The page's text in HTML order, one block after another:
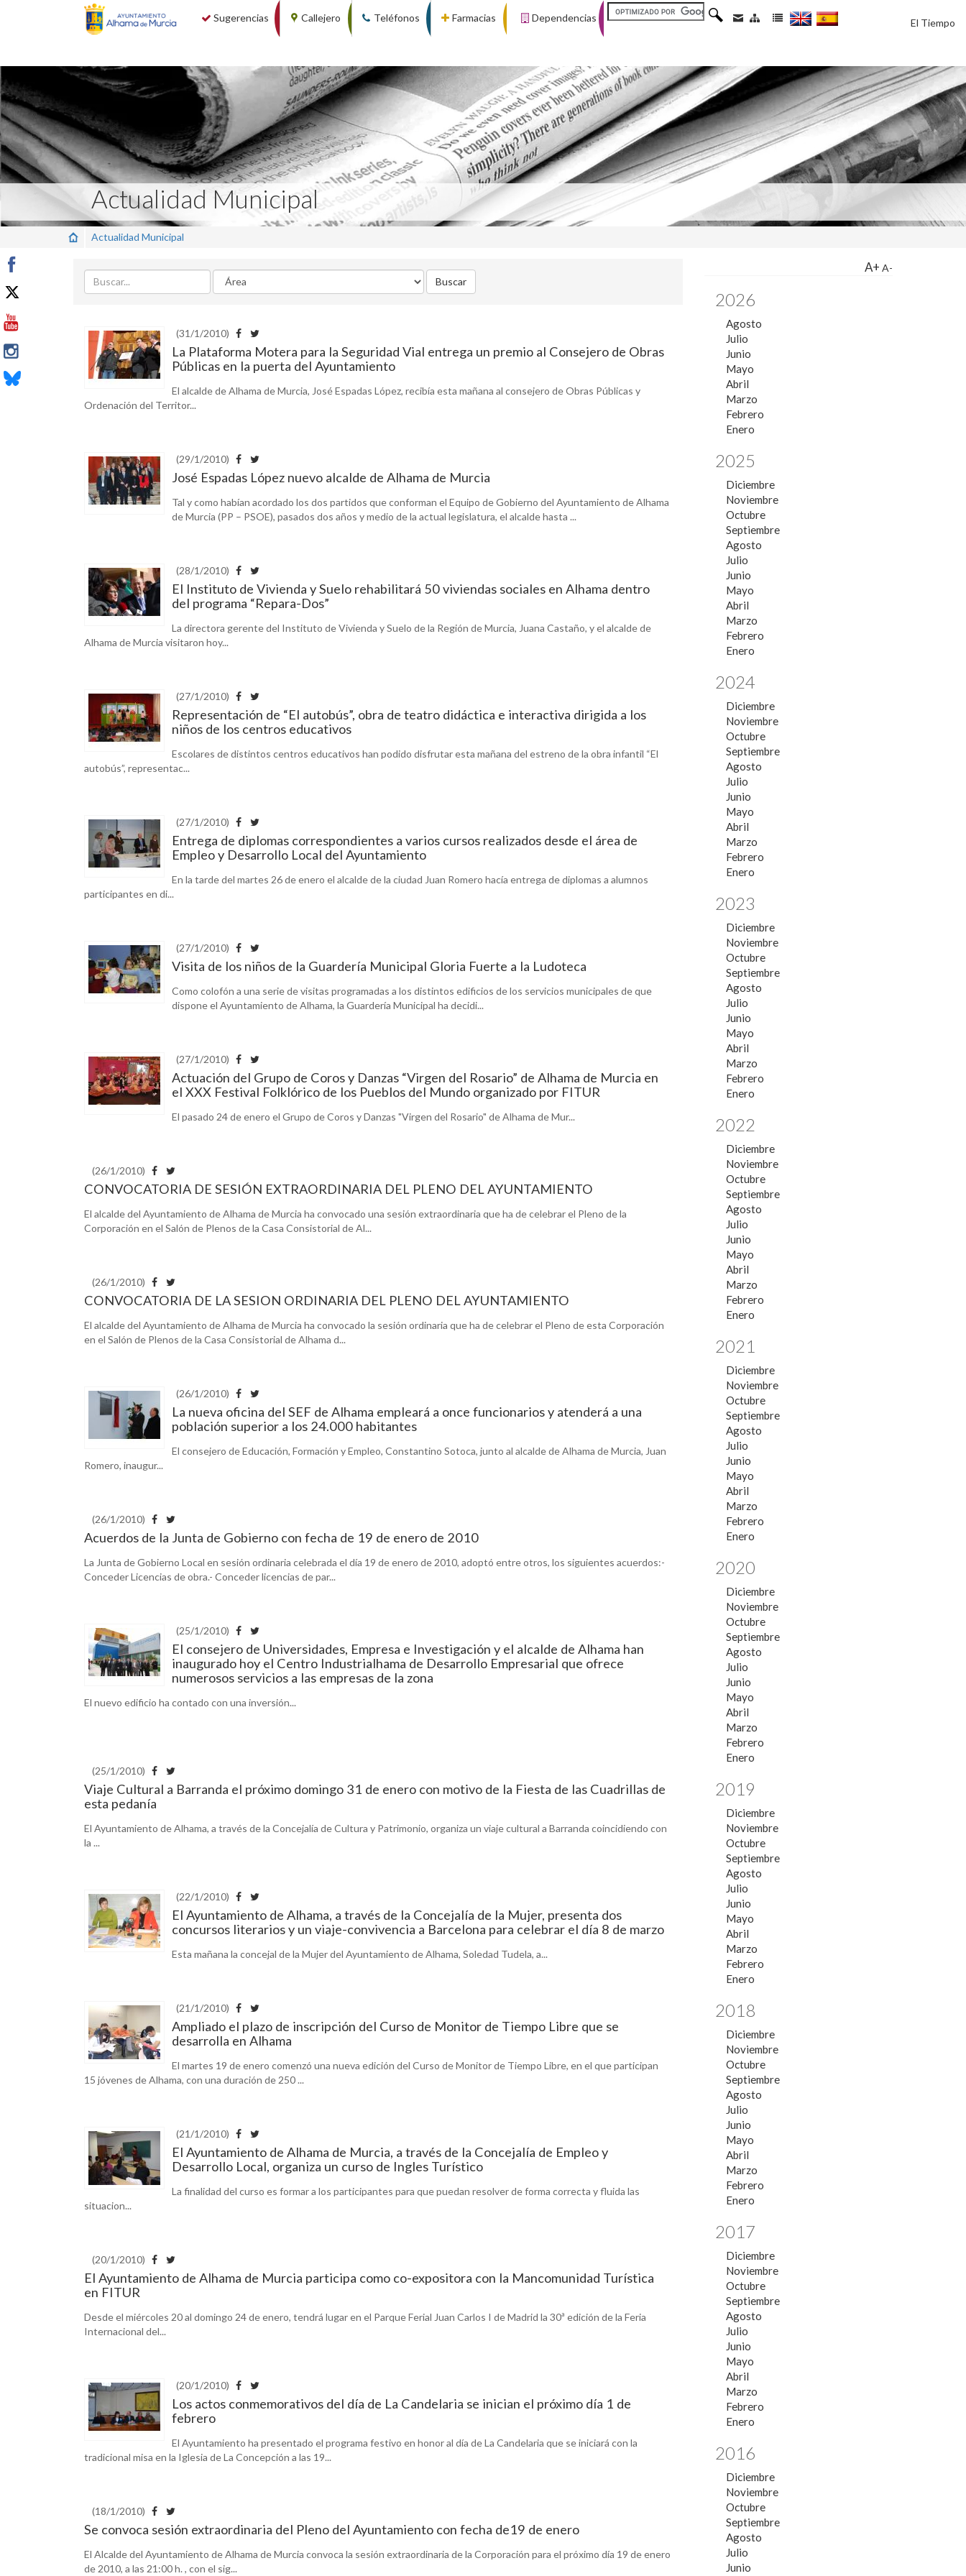
Sugerencias Callejero Teléfonos Farmacias Dependencias El Tiempo
Actualidad Municipal
Actualidad Municipal
Buscar Area Buscar
(31/1/2010)
La Plataforma Motera para la Seguridad Vial entrega un premio al Consejero de Obras
Públicas en la puerta del Ayuntamiento
El alcalde de Alhama de Murcia, José Espadas López, recibía esta mañana al consejero de Obras Públicas y
Ordenación del Territor...
(29/1/2010)
José Espadas López nuevo alcalde de Alhama de Murcia
Tal y como habían acordado los dos partidos que conforman el Equipo de Gobierno del Ayuntamiento de Alhama
de Murcia (PP – PSOE), pasados dos años y medio de la actual legislatura, el alcalde hasta ...
(28/1/2010)
El Instituto de Vivienda y Suelo rehabilitará 50 viviendas sociales en Alhama dentro
del programa “Repara-Dos”
La directora gerente del Instituto de Vivienda y Suelo de la Región de Murcia, Juana Castaño, y el alcalde de
Alhama de Murcia visitaron hoy...
(27/1/2010)
Representación de “El autobús”, obra de teatro didáctica e interactiva dirigida a los
niños de los centros educativos
Escolares de distintos centros educativos han podido disfrutar esta mañana del estreno de la obra infantil “El
autobús”, representac...
(27/1/2010)
Entrega de diplomas correspondientes a varios cursos realizados desde el área de
Empleo y Desarrollo Local del Ayuntamiento
En la tarde del martes 26 de enero el alcalde de la ciudad Juan Romero hacía entrega de diplomas a alumnos
participantes en di...
(27/1/2010)
Visita de los niños de la Guardería Municipal Gloria Fuerte a la Ludoteca
Como colofón a una serie de visitas programadas a los distintos edificios de los servicios municipales de que
dispone el Ayuntamiento de Alhama, la Guardería Municipal ha decidi...
(27/1/2010)
Actuación del Grupo de Coros y Danzas “Virgen del Rosario” de Alhama de Murcia en
el XXX Festival Folklórico de los Pueblos del Mundo organizado por FITUR
El pasado 24 de enero el Grupo de Coros y Danzas "Virgen del Rosario" de Alhama de Mur...
(26/1/2010)
CONVOCATORIA DE SESIÓN EXTRAORDINARIA DEL PLENO DEL AYUNTAMIENTO
El alcalde del Ayuntamiento de Alhama de Murcia ha convocado una sesión extraordinaria que ha de celebrar el Pleno de la
Corporación en el Salón de Plenos de la Casa Consistorial de Al...
(26/1/2010)
CONVOCATORIA DE LA SESION ORDINARIA DEL PLENO DEL AYUNTAMIENTO
El alcalde del Ayuntamiento de Alhama de Murcia ha convocado la sesión ordinaria que ha de celebrar el Pleno de esta Corporación
en el Salón de Plenos de la Casa Consistorial de Alhama d...
(26/1/2010)
La nueva oficina del SEF de Alhama empleará a once funcionarios y atenderá a una
población superior a los 24.000 habitantes
El consejero de Educación, Formación y Empleo, Constantino Sotoca, junto al alcalde de Alhama de Murcia, Juan
Romero, inaugur...
(26/1/2010)
Acuerdos de la Junta de Gobierno con fecha de 19 de enero de 2010
La Junta de Gobierno Local en sesión ordinaria celebrada el día 19 de enero de 2010, adoptó entre otros, los siguientes acuerdos:-
Conceder Licencias de obra.- Conceder licencias de par...
(25/1/2010)
El consejero de Universidades, Empresa e Investigación y el alcalde de Alhama han
inaugurado hoy el Centro Industrialhama de Desarrollo Empresarial que ofrece
numerosos servicios a las empresas de la zona
El nuevo edificio ha contado con una inversión...
(25/1/2010)
Viaje Cultural a Barranda el próximo domingo 31 de enero con motivo de la Fiesta de las Cuadrillas de
esta pedanía
El Ayuntamiento de Alhama, a través de la Concejalía de Cultura y Patrimonio, organiza un viaje cultural a Barranda coincidiendo con
la ...
(22/1/2010)
El Ayuntamiento de Alhama, a través de la Concejalía de la Mujer, presenta dos
concursos literarios y un viaje-convivencia a Barcelona para celebrar el día 8 de marzo
Esta mañana la concejal de la Mujer del Ayuntamiento de Alhama, Soledad Tudela, a...
(21/1/2010)
Ampliado el plazo de inscripción del Curso de Monitor de Tiempo Libre que se
desarrolla en Alhama
El martes 19 de enero comenzó una nueva edición del Curso de Monitor de Tiempo Libre, en el que participan
15 jóvenes de Alhama, con una duración de 250 ...
(21/1/2010)
El Ayuntamiento de Alhama de Murcia, a través de la Concejalía de Empleo y
Desarrollo Local, organiza un curso de Ingles Turístico
La finalidad del curso es formar a los participantes para que puedan resolver de forma correcta y fluida las
situacion...
(20/1/2010)
El Ayuntamiento de Alhama de Murcia participa como co-expositora con la Mancomunidad Turística
en FITUR
Desde el miércoles 20 al domingo 24 de enero, tendrá lugar en el Parque Ferial Juan Carlos I de Madrid la 30ª edición de la Feria
Internacional del...
(20/1/2010)
Los actos conmemorativos del día de La Candelaria se inician el próximo día 1 de
febrero
El Ayuntamiento ha presentado el programa festivo en honor al día de La Candelaria que se iniciará con la
tradicional misa en la Iglesia de La Concepción a las 19...
(18/1/2010)
Se convoca sesión extraordinaria del Pleno del Ayuntamiento con fecha de19 de enero
El Alcalde del Ayuntamiento de Alhama de Murcia convoca la sesión extraordinaria de la Corporación para el próximo día 19 de enero
de 2010, a las 21:00 h. , con el sig...
A+ A-
2026
Agosto
Julio
Junio
Mayo
Abril
Marzo
Febrero
Enero
2025
Diciembre
Noviembre
Octubre
Septiembre
Agosto
Julio
Junio
Mayo
Abril
Marzo
Febrero
Enero
2024
Diciembre
Noviembre
Octubre
Septiembre
Agosto
Julio
Junio
Mayo
Abril
Marzo
Febrero
Enero
2023
Diciembre
Noviembre
Octubre
Septiembre
Agosto
Julio
Junio
Mayo
Abril
Marzo
Febrero
Enero
2022
Diciembre
Noviembre
Octubre
Septiembre
Agosto
Julio
Junio
Mayo
Abril
Marzo
Febrero
Enero
2021
Diciembre
Noviembre
Octubre
Septiembre
Agosto
Julio
Junio
Mayo
Abril
Marzo
Febrero
Enero
2020
Diciembre
Noviembre
Octubre
Septiembre
Agosto
Julio
Junio
Mayo
Abril
Marzo
Febrero
Enero
2019
Diciembre
Noviembre
Octubre
Septiembre
Agosto
Julio
Junio
Mayo
Abril
Marzo
Febrero
Enero
2018
Diciembre
Noviembre
Octubre
Septiembre
Agosto
Julio
Junio
Mayo
Abril
Marzo
Febrero
Enero
2017
Diciembre
Noviembre
Octubre
Septiembre
Agosto
Julio
Junio
Mayo
Abril
Marzo
Febrero
Enero
2016
Diciembre
Noviembre
Octubre
Septiembre
Agosto
Julio
Junio